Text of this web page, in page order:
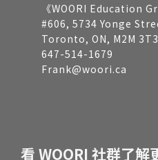
《WOORI Education
#606, 5734 Yonge
Toronto, ON, M2M 3T3
647-514-1679
Frank@woori.ca
看 WOORI 社群了解